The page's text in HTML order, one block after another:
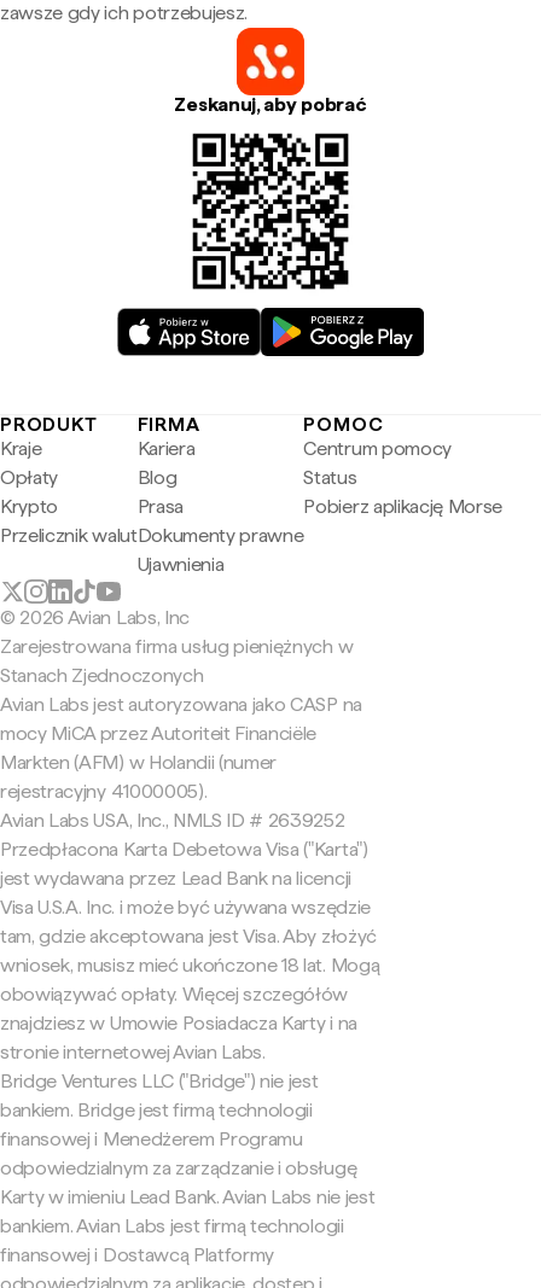
zawsze gdy ich potrzebujesz.
Zeskanuj, aby pobrać
PRODUKT
Kraje
Opłaty
Krypto
Przelicznik walut
FIRMA
Kariera
Blog
Prasa
Dokumenty prawne
Ujawnienia
POMOC
Centrum pomocy
Status
Pobierz aplikację Morse
© 2026 Avian Labs, Inc
Zarejestrowana firma usług pieniężnych w
Stanach Zjednoczonych
Avian Labs jest autoryzowana jako CASP na
mocy MiCA przez Autoriteit Financiële
Markten (AFM) w Holandii (numer
rejestracyjny 41000005).
Avian Labs USA, Inc., NMLS ID # 2639252
Przedpłacona Karta Debetowa Visa ("Karta")
jest wydawana przez Lead Bank na licencji
Visa U.S.A. Inc. i może być używana wszędzie
tam, gdzie akceptowana jest Visa. Aby złożyć
wniosek, musisz mieć ukończone 18 lat. Mogą
obowiązywać opłaty. Więcej szczegółów
znajdziesz w Umowie Posiadacza Karty i na
stronie internetowej Avian Labs.
Bridge Ventures LLC ("Bridge") nie jest
bankiem. Bridge jest firmą technologii
finansowej i Menedżerem Programu
odpowiedzialnym za zarządzanie i obsługę
Karty w imieniu Lead Bank. Avian Labs nie jest
bankiem. Avian Labs jest firmą technologii
finansowej i Dostawcą Platformy